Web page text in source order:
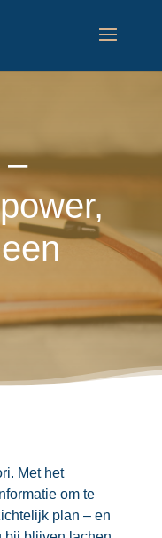
–
Met het
om te
plan – en